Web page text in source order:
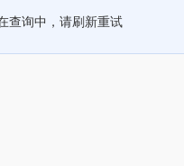
查询中，请刷新重试